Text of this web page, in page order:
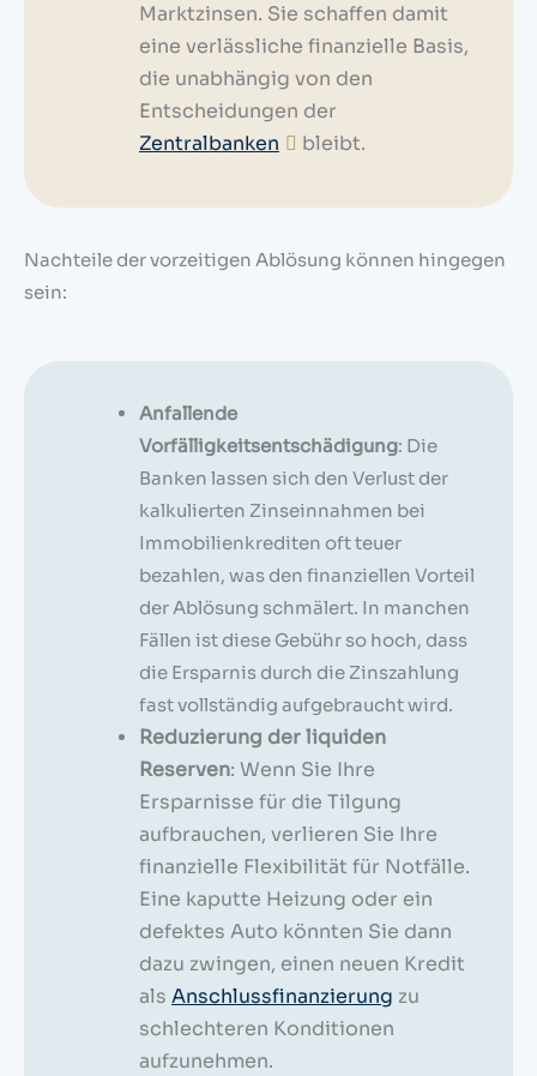
Marktzinsen. Sie schaffen damit
eine verlässliche finanzielle Basis,
die unabhängig von den
Entscheidungen der
Zentralbanken
bleibt.
Nachteile der vorzeitigen Ablösung können hingegen
sein:
Anfallende
Vorfälligkeitsentschädigung: Die
Banken lassen sich den Verlust der
kalkulierten Zinseinnahmen bei
Immobilienkrediten oft teuer
bezahlen, was den finanziellen Vorteil
der Ablösung schmälert. In manchen
Fällen ist diese Gebühr so hoch, dass
die Ersparnis durch die Zinszahlung
fast vollständig aufgebraucht wird.
Reduzierung der liquiden
Reserven: Wenn Sie Ihre
Ersparnisse für die Tilgung
aufbrauchen, verlieren Sie Ihre
finanzielle Flexibilität für Notfälle.
Eine kaputte Heizung oder ein
defektes Auto könnten Sie dann
dazu zwingen, einen neuen Kredit
als Anschlussfinanzierung zu
schlechteren Konditionen
aufzunehmen.